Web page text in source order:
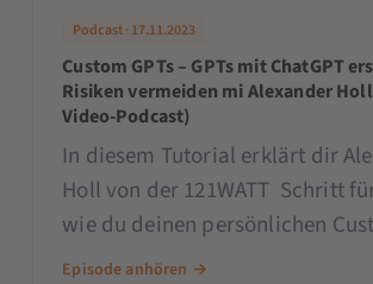
Podcast · 17.11.2023
Custom GPTs – GPTs mit ChatGPT
Risiken vermeiden mi Alexander
Video-Podcast)
In diesem Tutorial erklärt dir
Holl von der 121WATT Schritt
wie du deinen persönlichen
erstellst, was du dabei beachten
Episode anhören →